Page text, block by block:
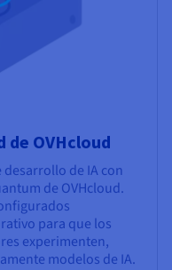
de OVHcloud
de IA con
de OVHcloud.
para que los
experimenten,
modelos de IA.